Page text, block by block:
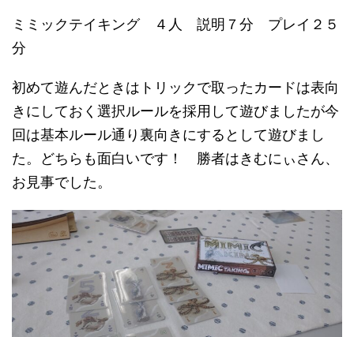
ミミックテイキング ４人 説明７分 プレイ２５
分
初めて遊んだときはトリックで取ったカードは表向
きにしておく選択ルールを採用して遊びましたが今
回は基本ルール通り裏向きにするとして遊びまし
た。どちらも面白いです！ 勝者はきむにぃさん、
お見事でした。